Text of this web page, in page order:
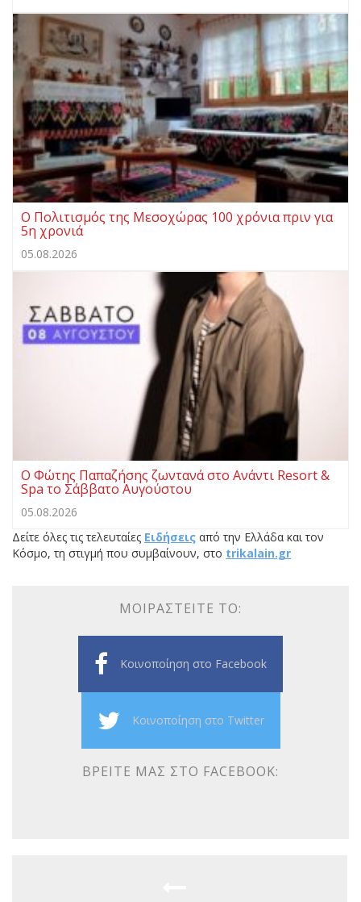
Ο Πολιτισμός της Μεσοχώρας 100 χρόνια πριν για
5η χρονιά
05.08.2026
Ο Φώτης Παπαζήσης ζωντανά στο Ανάντι Resort &
Spa το Σάββατο Αυγούστου
05.08.2026
Δείτε όλες τις τελευταίες Ειδήσεις από την Ελλάδα και τον
Κόσμο, τη στιγμή που συμβαίνουν, στο trikalain.gr
ΜΟΙΡΑΣΤΕΊΤΕ ΤΟ:
Κοινοποίηση στο Facebook
Κοινοποίηση στο Twitter
ΒΡΕΊΤΕ ΜΑΣ ΣΤΟ FACEBOOK: